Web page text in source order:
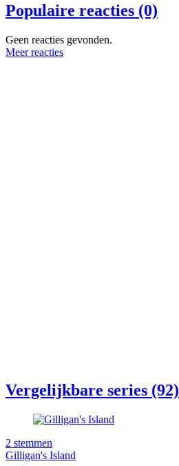
Populaire reacties (0)
Geen reacties gevonden.
Meer reacties
Vergelijkbare series (92)
2 stemmen
Gilligan's Island